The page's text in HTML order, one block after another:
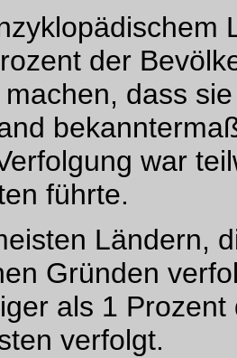
der
dass
war
führte.
Ländern,
Gründen
als 1
verfolgt.